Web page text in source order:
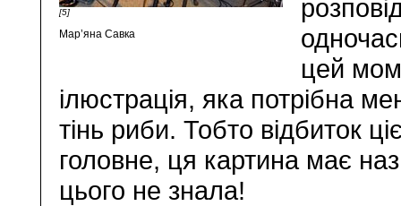
[5]
Мар’яна Савка
цей
ілюстрація, яка потрібна
тінь риби. Тобто відбиток
головне, ця картина має
цього не знала!